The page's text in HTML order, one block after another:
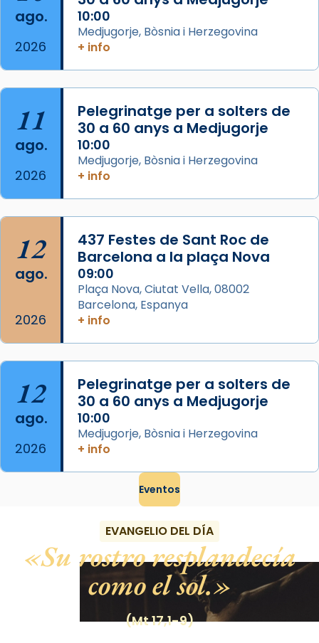
seu germà Joan i Pere un dels que
acompanyava més de prop Jesús.
Segons el llibre dels Fets (12,2) fou el primer
apòstol màrtir, decapitat a Jerusalem per
Herodes Agripa (vers l'any 44).
Patró de Galícia, després de les invasions
musulmanes fou venerat com a patró dels
Regnes castellans i més tard de tota
Espanya.
View on Facebook · Share
ago.
2026
10:00
Medjugorje, Bòsnia i Herzegovina
+ info
11
ago.
2026
Pelegrinatge per a solters de
30 a 60 anys a Medjugorje
10:00
Medjugorje, Bòsnia i Herzegovina
+ info
12
ago.
2026
437 Festes de Sant Roc de
Barcelona a la plaça Nova
09:00
Plaça Nova, Ciutat Vella, 08002
Barcelona, Espanya
+ info
12
ago.
2026
Pelegrinatge per a solters de
30 a 60 anys a Medjugorje
10:00
Medjugorje, Bòsnia i Herzegovina
+ info
Eventos
EVANGELIO DEL DÍA
Su rostro resplandecía
como el sol.
(Mt 17,1-9)